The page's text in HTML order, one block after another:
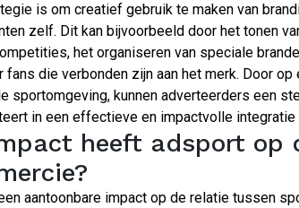
is om creatief gebruik te maken van
zelf. Dit kan bijvoorbeeld door het tonen
het organiseren van speciale
fans die verbonden zijn aan het merk. Door
sportomgeving, kunnen adverteerders een
in een effectieve en impactvolle integratie
heeft adsport op
aantoonbare impact op de relatie tussen